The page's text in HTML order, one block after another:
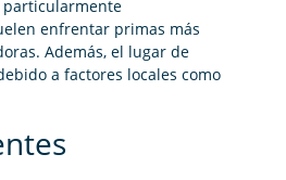
particularmente
enfrentar primas más
Además, el lugar de
a factores locales como